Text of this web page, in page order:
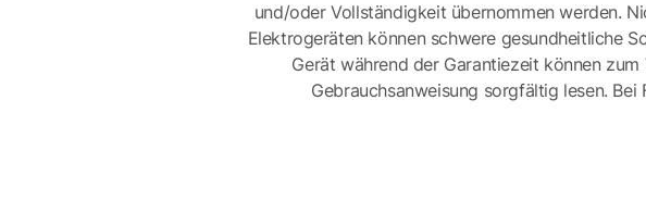
und/oder Vollständigkeit übernommen werden.
Elektrogeräten können schwere gesundheitliche
Gerät während der Garantiezeit können
Gebrauchsanweisung sorgfältig lesen.